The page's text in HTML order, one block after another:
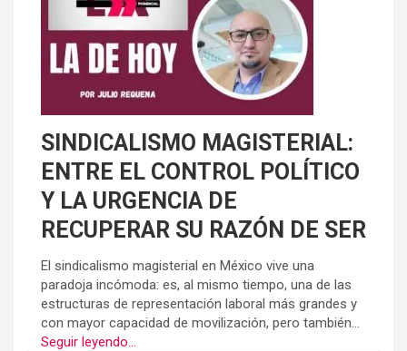
SINDICALISMO MAGISTERIAL:
ENTRE EL CONTROL POLÍTICO
Y LA URGENCIA DE
RECUPERAR SU RAZÓN DE SER
El sindicalismo magisterial en México vive una
paradoja incómoda: es, al mismo tiempo, una de las
estructuras de representación laboral más grandes y
con mayor capacidad de movilización, pero también...
Seguir leyendo...